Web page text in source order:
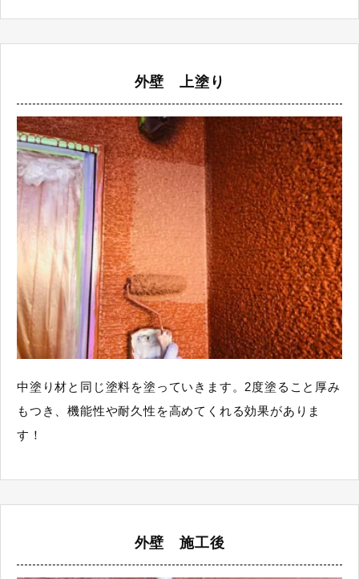
外壁 上塗り
中塗り材と同じ塗料を塗っていきます。2度塗ること厚み
もつき、機能性や耐久性を高めてくれる効果がありま
す！
外壁 施工後